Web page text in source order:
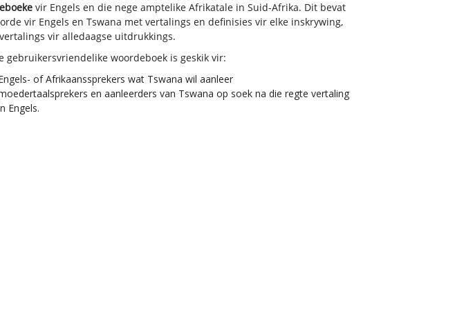
vir Engels en die nege amptelike Afrikatale in Suid-Afrika. Dit bevat
vir Engels en Tswana met vertalings en definisies vir elke inskrywing,
vir alledaagse uitdrukkings.
gebruikersvriendelike woordeboek is geskik vir:
of Afrikaanssprekers wat Tswana wil aanleer
en aanleerders van Tswana op soek na die regte vertaling
Engels.